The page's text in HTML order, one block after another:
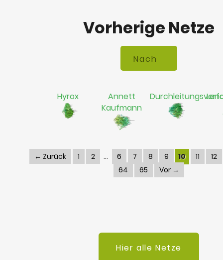
Vorherige Netze
Hyrox
Annett
Kaufmann
← Zurück 1 2 6 7 8 9 10 11
12
64
65 Vor →
Hier alle Netze